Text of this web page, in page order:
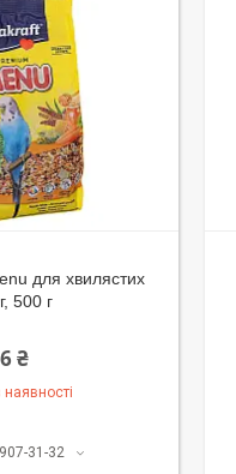
для хвилястих
500 г
₴
31-32